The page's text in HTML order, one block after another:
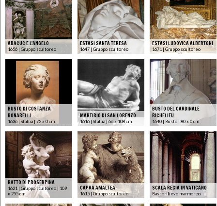
ABACUC E L'ANGELO
1656 | Gruppo scultoreo
ESTASI SANTA TERESA
1647 | Gruppo scultoreo
ESTASI LUDOVICA ALBERTONI
1671 | Gruppo scultoreo
BUSTO DI COSTANZA
BONARELLI
1636 | Statua | 72 x 0 cm.
MARTIRIO DI SAN LORENZO
1616 | Statua | 66 x 108 cm.
BUSTO DEL CARDINALE
RICHELIEU
1640 | Busto | 80 x 0 cm.
RATTO DI PROSERPINA
1621 | Gruppo scultoreo | 109
x 255 cm.
CAPRA AMALTEA
1615 | Gruppo scultoreo
SCALA REGIA IN VATICANO
Bassorilievo marmoreo